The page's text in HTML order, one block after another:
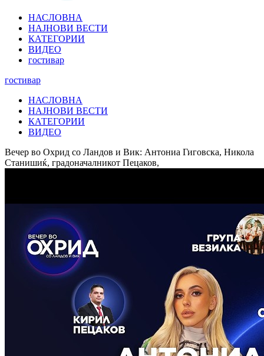
НАСЛОВНА
НАЈНОВИ ВЕСТИ
КАТЕГОРИИ
ВИДЕО
гостивар
гостивар
НАСЛОВНА
НАЈНОВИ ВЕСТИ
КАТЕГОРИИ
ВИДЕО
Вечер во Охрид со Ландов и Вик: Антониа Гиговска, Никола
Станишиќ, градоначалникот Пецаков,